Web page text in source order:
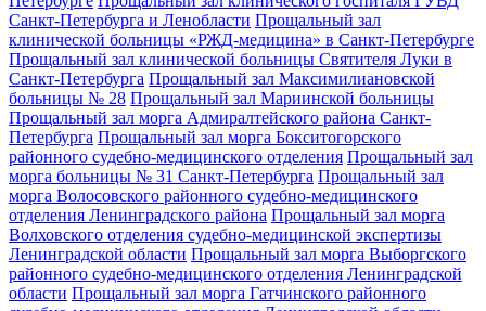
Санкт-Петербурга и Ленобласти Прощальный зал
клинической больницы «РЖД-медицина» в Санкт-Петербурге
Прощальный зал клинической больницы Святителя Луки в
Санкт-Петербурга Прощальный зал Максимилиановской
больницы № 28 Прощальный зал Мариинской больницы
Прощальный зал морга Адмиралтейского района Санкт-
Петербурга Прощальный зал морга Бокситогорского
районного судебно-медицинского отделения Прощальный зал
морга больницы № 31 Санкт-Петербурга Прощальный зал
морга Волосовского районного судебно-медицинского
отделения Ленинградского района Прощальный зал морга
Волховского отделения судебно-медицинской экспертизы
Ленинградской области Прощальный зал морга Выборгского
районного судебно-медицинского отделения Ленинградской
области Прощальный зал морга Гатчинского районного